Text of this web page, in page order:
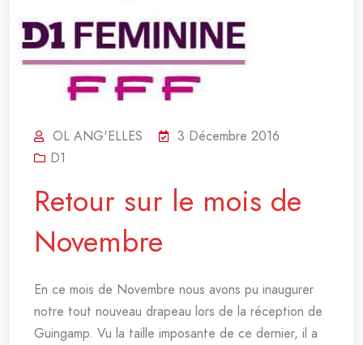
OL ANG'ELLES
3 Décembre 2016
D1
Retour sur le mois de
Novembre
En ce mois de Novembre nous avons pu inaugurer
notre tout nouveau drapeau lors de la réception de
Guingamp. Vu la taille imposante de ce dernier, il a